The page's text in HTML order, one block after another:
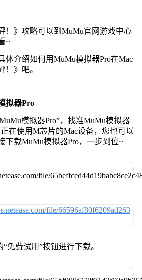
！》攻略可以到MuMu官网游戏中心
~
体介绍如何用MuMu模拟器Pro在Mac
！》吧。
拟器Pro
模拟器Pro”，找准MuMu模拟器
在使用M芯片的Mac设备，您也可以
下载MuMu模拟器Pro，一步到位~
免费试用”按钮进行下载。